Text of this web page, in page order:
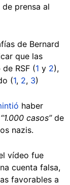
prensa al
de Bernard
que las
RSF (1 y 2),
(1, 2, 3)
haber
“1.000 casos” de
nazis.
vídeo fue
cuenta falsa,
favorables a